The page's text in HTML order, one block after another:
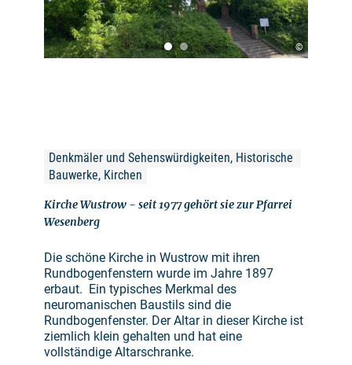
©
Denkmäler und Sehenswürdigkeiten, Historische
Bauwerke, Kirchen
Kirche Wustrow - seit 1977 gehört sie zur Pfarrei
Wesenberg
Die schöne Kirche in Wustrow mit ihren
Rundbogenfenstern wurde im Jahre 1897
erbaut. Ein typisches Merkmal des
neuromanischen Baustils sind die
Rundbogenfenster. Der Altar in dieser Kirche ist
ziemlich klein gehalten und hat eine
vollständige Altarschranke.